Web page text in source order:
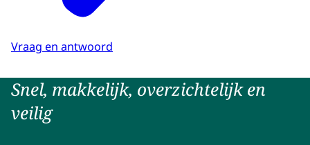
Vraag en antwoord
Snel, makkelijk, overzichtelijk en
veilig